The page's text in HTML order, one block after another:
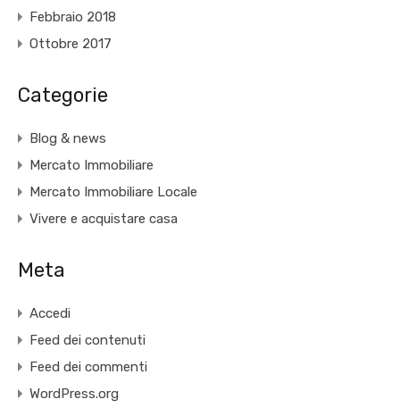
Febbraio 2018
Ottobre 2017
Categorie
Blog & news
Mercato Immobiliare
Mercato Immobiliare Locale
Vivere e acquistare casa
Meta
Accedi
Feed dei contenuti
Feed dei commenti
WordPress.org